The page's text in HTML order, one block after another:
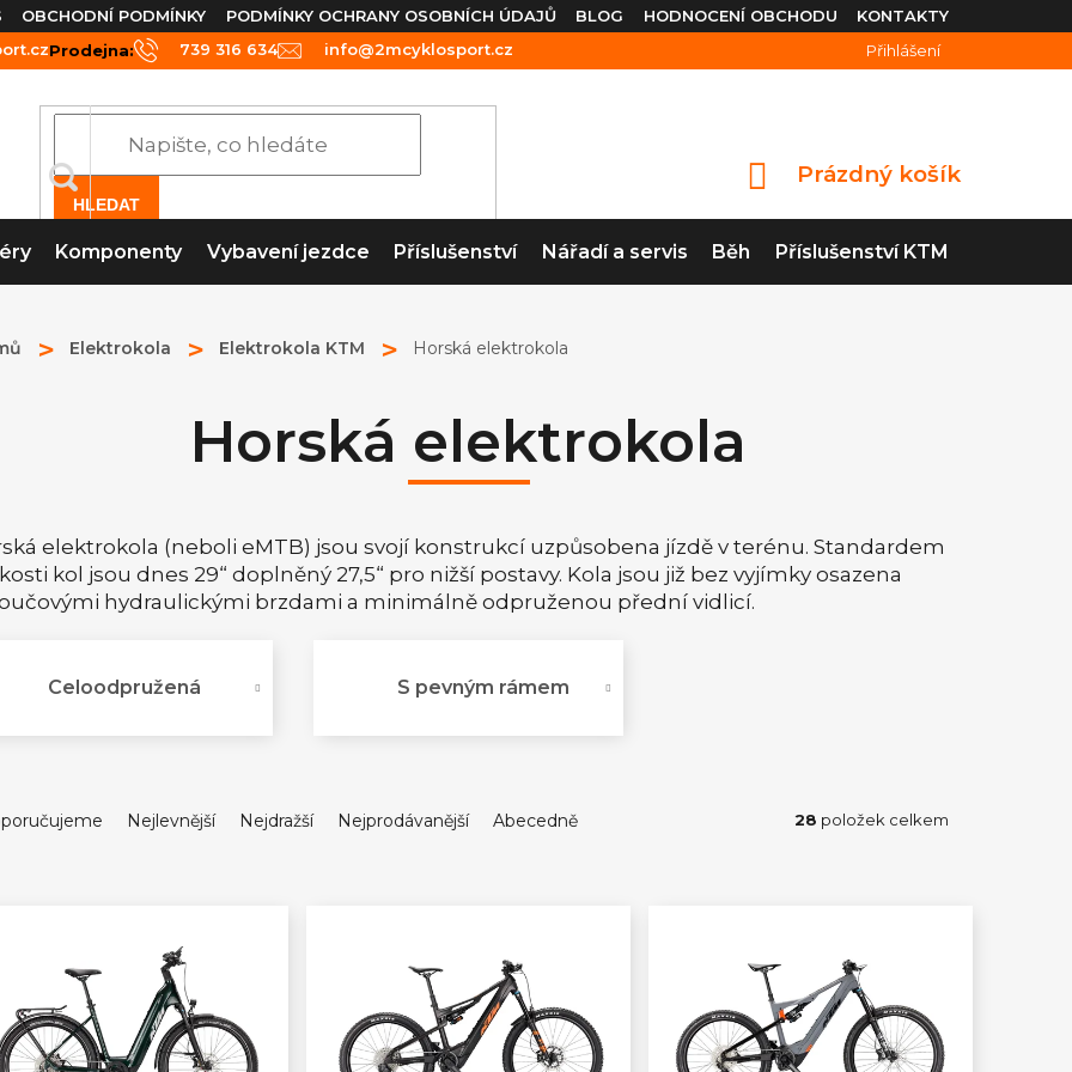
OBCHODNÍ PODMÍNKY PODMÍNKY OCHRANY OSOBNÍCH ÚDAJŮ BLOG KONTAKTY
HODNOCENÍ OBCHODU
Prodejna: 739 316 634 info@2mcyklosport.cz Přihlášení
HLEDAT
NÁKUPNÍ
Prázdný košík
Komponenty Vybavení jezdce Příslušenství Nářadí a servis Běh Příslušenství KTM
Elektrokola Elektrokola KTM Horská elektrokola
Horská elektrokola
elektrokola (neboli eMTB) jsou svojí konstrukcí uzpůsobena jízdě v terénu. Standardem
kol jsou dnes 29“ doplněný 27,5“ pro nižší postavy. Kola jsou již bez vyjímky osazena
hydraulickými brzdami a minimálně odpruženou přední vidlicí.
Celoodpružená S pevným rámem
Nejlevnější Nejdražší Nejprodávanější Abecedně 28 položek celkem